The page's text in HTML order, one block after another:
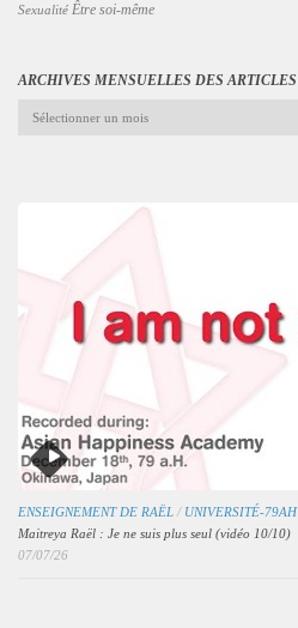
Sexualité Être soi-même
ARCHIVES MENSUELLES DES ARTICLES
ENSEIGNEMENT DE RAËL / UNIVERSITÉ-79AH
Maitreya Raël : Je ne suis plus seul (vidéo 10/10)
07/07/26